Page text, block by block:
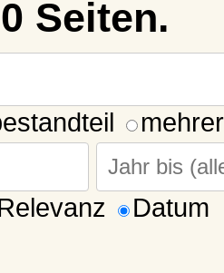
Seiten.
Datum